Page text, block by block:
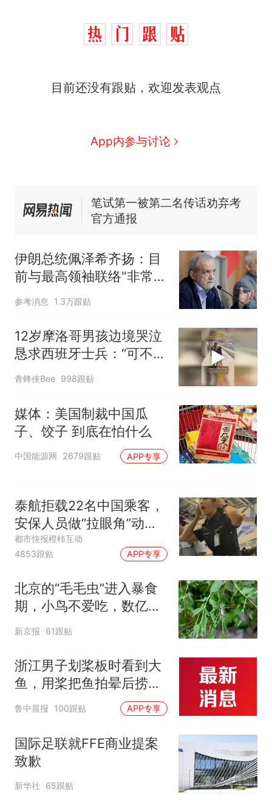
目前还没有跟贴，欢迎发表观点
App内参与讨论
热
制裁瓜子饺子，美国怕什
号，仅凭视频评出？中国烹饪
140多朵
那个在床头放菜刀的女孩，因
来源：参考消息）
笔试第一被第二名传话劝弃考
官方通报
么？
伊朗总统佩泽希齐扬：目
前与最高领袖联络"非常困
难"
参考消息 1.3万跟贴
12岁摩洛哥男孩边境哭泣
恳求西班牙士兵：“可不可
以不要把我遣返回国”
青蜂侠Bee 998跟贴
媒体：美国制裁中国瓜
子、饺子 到底在怕什么
中国能源网 2679跟贴 APP专享
泰航拒载22名中国乘客，
安保人员做“拉眼角”动
作，泰国机场最新回应：
拒绝登机决定由航司作
改签但没兑现
都市快报橙柿互动
4853跟贴
APP专享
北京的“毛毛虫”进入暴食
期，小鸟不爱吃，数亿头
小蜂迎战
新京报 61跟贴
浙江男子划桨板时看到大
鱼，用桨把鱼拍晕后捞
起；当事人：鱼重7斤6
两，做成红烧辣子鱼块，
味道很好
鲁中晨报 100跟贴 APP专享
国际足联就FFE商业提案
致歉
新华社 65跟贴